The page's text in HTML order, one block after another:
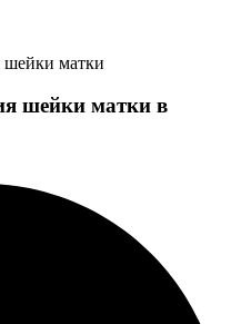
шейки матки
шейки матки в